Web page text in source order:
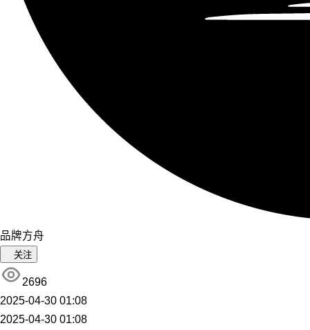
品牌方舟
关注
2696
2025-04-30 01:08
2025-04-30 01:08